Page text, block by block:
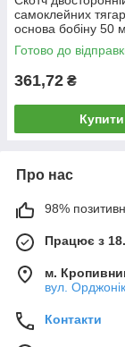
самоклейних
основа бобіну 50 м
Готово до
361,72 ₴
Купити
Про нас
98%
Працює з
м.
вул.
Контакти